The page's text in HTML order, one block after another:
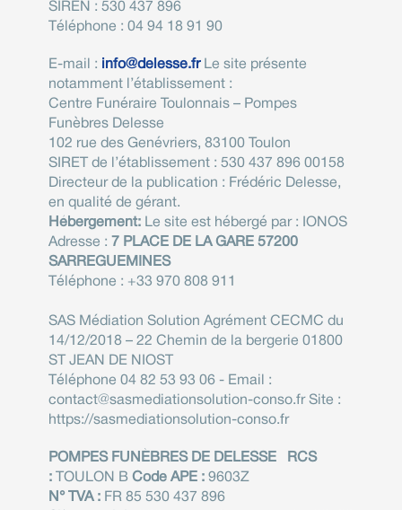
SIREN : 530 437 896
Téléphone : 04 94 18 91 90
E-mail : info@delesse.frLe site présente
notamment l’établissement :
Centre Funéraire Toulonnais – Pompes
Funèbres Delesse
102 rue des Genévriers, 83100 Toulon
SIRET de l’établissement : 530 437 896 00158
Directeur de la publication : Frédéric Delesse,
en qualité de gérant.
Hébergement: Le site est hébergé par : IONOS
Adresse : 7 PLACE DE LA GARE 57200
SARREGUEMINES
Téléphone : ​+33 970 808 911
SAS Médiation Solution Agrément CECMC du
14/12/2018 – 22 Chemin de la bergerie 01800
ST JEAN DE NIOST
Téléphone 04 82 53 93 06 - Email :
contact@sasmediationsolution-conso.fr Site :
https://sasmediationsolution-conso.fr
POMPES FUNÈBRES DE DELESSE
RCS
: TOULON B Code APE : 9603Z
N° TVA : FR 85 530 437 896